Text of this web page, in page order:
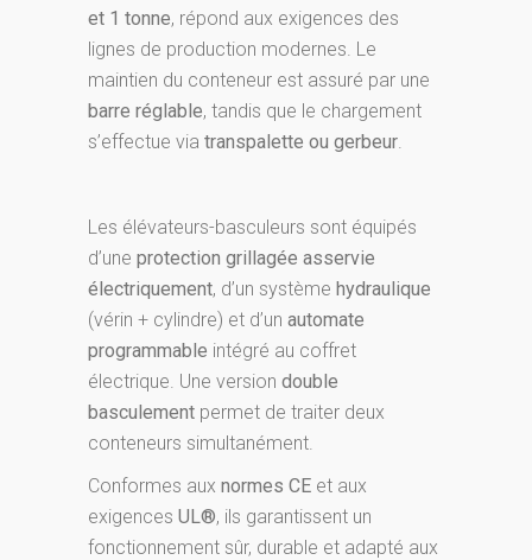
et 1 tonne, répond aux exigences des
lignes de production modernes. Le
maintien du conteneur est assuré par une
barre réglable, tandis que le chargement
s’effectue via transpalette ou gerbeur.
Les élévateurs-basculeurs sont équipés
d’une protection grillagée asservie
électriquement, d’un système hydraulique
(vérin + cylindre) et d’un automate
programmable intégré au coffret
électrique. Une version double
basculement permet de traiter deux
conteneurs simultanément.
Conformes aux normes CE et aux
exigences UL®, ils garantissent un
fonctionnement sûr, durable et adapté aux